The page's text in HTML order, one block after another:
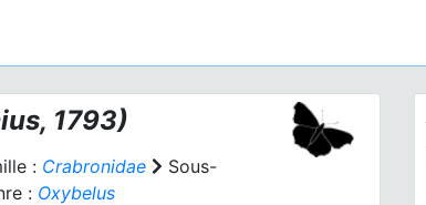
1793)
: Crabronidae
Sous-
: Oxybelus